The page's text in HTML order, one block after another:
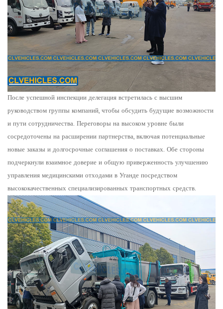
После успешной инспекции делегация встретилась с высшим
руководством группы компаний, чтобы обсудить будущие возможности
и пути сотрудничества. Переговоры на высоком уровне были
сосредоточены на расширении партнерства, включая потенциальные
новые заказы и долгосрочные соглашения о поставках. Обе стороны
подчеркнули взаимное доверие и общую приверженность улучшению
управления медицинскими отходами в Уганде посредством
высококачественных специализированных транспортных средств.